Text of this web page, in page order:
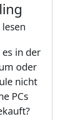
lesen
in der
oder
nicht
PCs